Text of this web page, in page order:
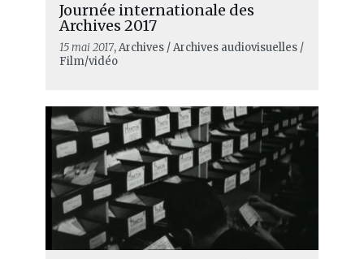
Journée internationale des
Archives 2017
15 mai 2017, Archives / Archives audiovisuelles /
Film/vidéo